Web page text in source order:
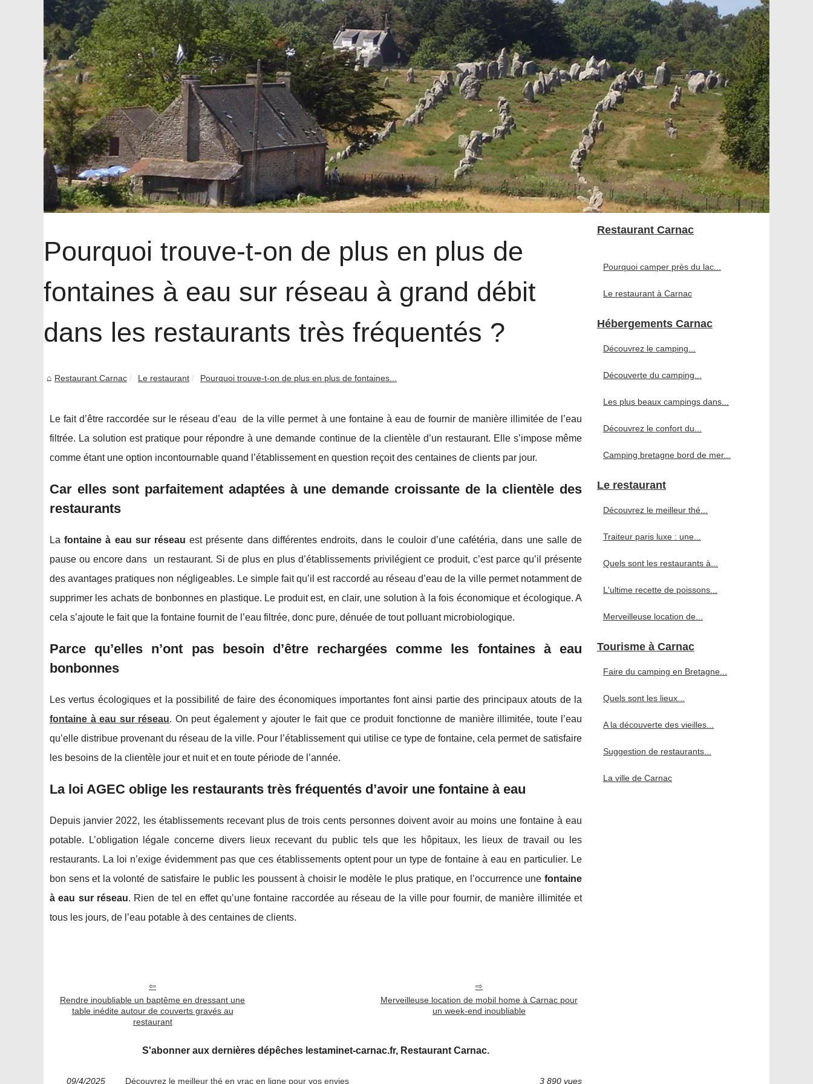
Pourquoi trouve-t-on de plus en plus de
fontaines à eau sur réseau à grand débit
dans les restaurants très fréquentés ?
Restaurant Carnac Le restaurant Pourquoi trouve-t-on de plus en plus de fontaines...
Le fait d’être raccordée sur le réseau d’eau de la ville permet à une fontaine à eau de fournir de manière illimitée de l’eau
filtrée. La solution est pratique pour répondre à une demande continue de la clientèle d’un restaurant. Elle s’impose même
comme étant une option incontournable quand l’établissement en question reçoit des centaines de clients par jour.
Car elles sont parfaitement adaptées à une demande croissante de la clientèle des
restaurants
Lafontaine à eau sur réseau est présente dans différentes endroits, dans le couloir d’une cafétéria, dans une salle de
pause ou encore dans un restaurant. Si de plus en plus d’établissements privilégient ce produit, c’est parce qu’il présente
des avantages pratiques non négligeables. Le simple fait qu’il est raccordé au réseau d’eau de la ville permet notamment de
supprimer les achats de bonbonnes en plastique. Le produit est, en clair, une solution à la fois économique et écologique. A
cela s’ajoute le fait que la fontaine fournit de l’eau filtrée, donc pure, dénuée de tout polluant microbiologique.
Parce qu’elles n’ont pas besoin d’être rechargées comme les fontaines à eau
bonbonnes
Les vertus écologiques et la possibilité de faire des économiques importantes font ainsi partie des principaux atouts de la
fontaine à eau sur réseau. On peut également y ajouter le fait que ce produit fonctionne de manière illimitée, toute l’eau
qu’elle distribue provenant du réseau de la ville. Pour l’établissement qui utilise ce type de fontaine, cela permet de satisfaire
les besoins de la clientèle jour et nuit et en toute période de l’année.
La loi AGEC oblige les restaurants très fréquentés d’avoir une fontaine à eau
Depuis janvier 2022, les établissements recevant plus de trois cents personnes doivent avoir au moins une fontaine à eau
potable. L’obligation légale concerne divers lieux recevant du public tels que les hôpitaux, les lieux de travail ou les
restaurants. La loi n’exige évidemment pas que ces établissements optent pour un type de fontaine à eau en particulier. Le
bon sens et la volonté de satisfaire le public les poussent à choisir le modèle le plus pratique, en l’occurrence une fontaine
à eau sur réseau. Rien de tel en effet qu’une fontaine raccordée au réseau de la ville pour fournir, de manière illimitée et
tous les jours, de l’eau potable à des centaines de clients.
Rendre inoubliable un baptême en dressant une
table inédite autour de couverts gravés au
restaurant
Merveilleuse location de mobil home à Carnac pour
un week-end inoubliable
S'abonner aux dernières dépêches lestaminet-carnac.fr, Restaurant Carnac.
09/4/2025 Découvrez le meilleur thé en vrac en ligne pour vos envies 3 890 vues
Restaurant Carnac
Pourquoi camper près du lac...
Le restaurant à Carnac
Hébergements Carnac
Découvrez le camping...
Découverte du camping...
Les plus beaux campings dans...
Découvrez le confort du...
Camping bretagne bord de mer...
Le restaurant
Découvrez le meilleur thé...
Traiteur paris luxe : une...
Quels sont les restaurants à...
L'ultime recette de poissons...
Merveilleuse location de...
Tourisme à Carnac
Faire du camping en Bretagne...
Quels sont les lieux...
A la découverte des vieilles...
Suggestion de restaurants...
La ville de Carnac